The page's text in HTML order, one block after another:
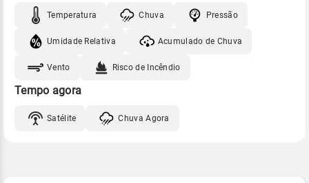
Temperatura Chuva Pressão
Umidade Relativa Acumulado de Chuva
Vento Risco de Incêndio
Tempo agora
Satélite Chuva Agora